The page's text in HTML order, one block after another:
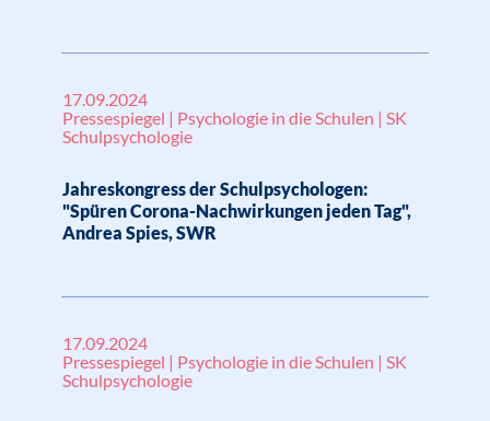
17.09.2024
Pressespiegel | Psychologie in die Schulen | SK
Schulpsychologie
Jahreskongress der Schulpsychologen:
"Spüren Corona-Nachwirkungen jeden Tag",
Andrea Spies, SWR
17.09.2024
Pressespiegel | Psychologie in die Schulen | SK
Schulpsychologie